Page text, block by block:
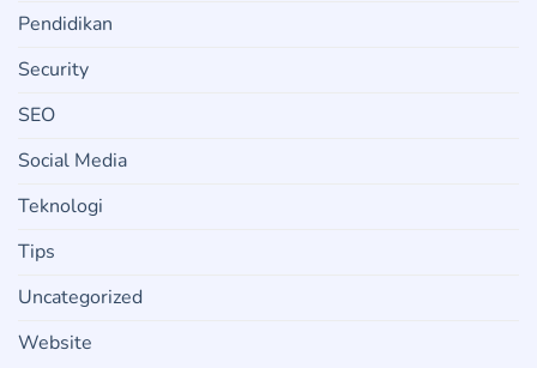
Pendidikan
Security
SEO
Social Media
Teknologi
Tips
Uncategorized
Website